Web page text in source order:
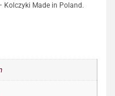
Kolczyki Made in Poland.